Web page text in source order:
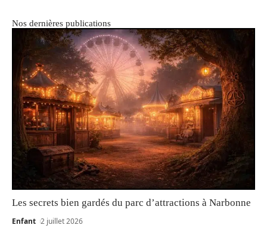
Nos dernières publications
Les secrets bien gardés du parc d’attractions à Narbonne
Enfant 2 juillet 2026